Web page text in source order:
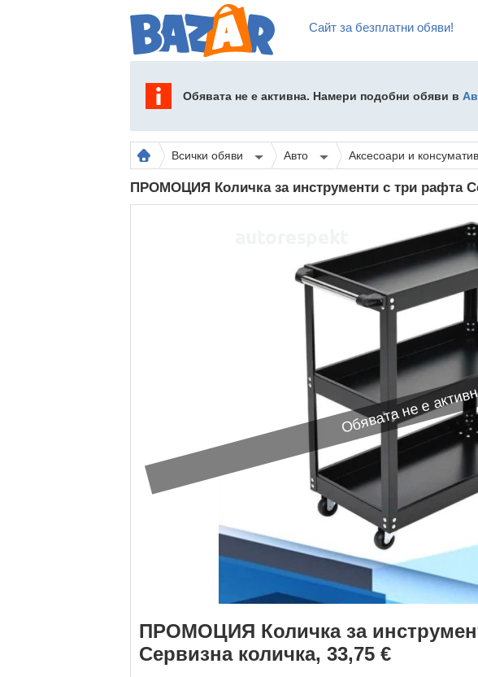
Сайт за безплатни обяви!
Обявата не е активна. Намери подобни обяви в
Всички обяви Авто Аксесоари и
ПРОМОЦИЯ Количка за инструменти с три рафта
Обявата не е
ПРОМОЦИЯ Количка за
Сервизна количка, 33,75 €